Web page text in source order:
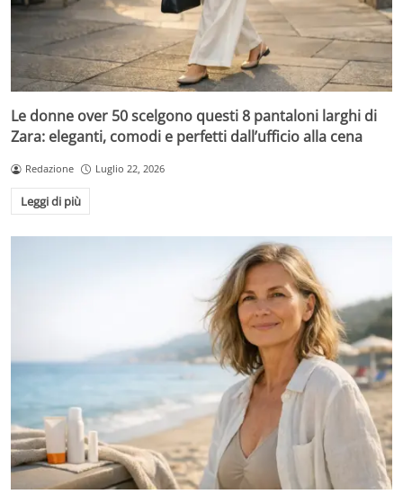
Le donne over 50 scelgono questi 8 pantaloni larghi di
Zara: eleganti, comodi e perfetti dall’ufficio alla cena
Redazione Luglio 22, 2026
Leggi di più